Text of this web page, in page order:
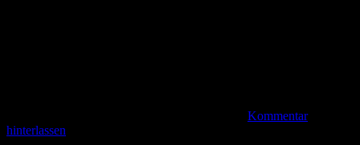
Kommentar
hinterlassen